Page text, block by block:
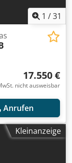
1 /31
17.550 €
nicht ausweisbar
Anrufen
Kleinanzeige